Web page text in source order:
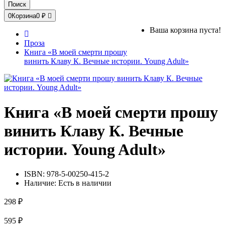
Поиск
0Корзина0 ₽
Ваша корзина пуста!
Проза
Книга «В моей смерти прошу
винить Клаву К. Вечные истории. Young Adult»
Книга «В моей смерти прошу
винить Клаву К. Вечные
истории. Young Adult»
ISBN: 978-5-00250-415-2
Наличие: Есть в наличии
298 ₽
595 ₽